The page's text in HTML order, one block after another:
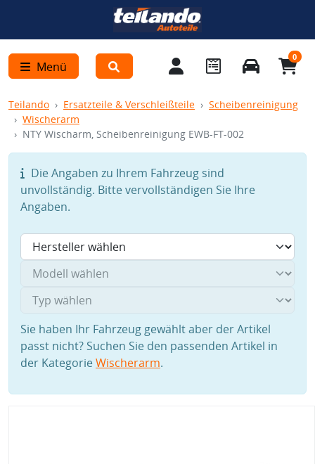
Menü
0
Teilando Ersatzteile & Verschleißteile
Scheibenreinigung
Wischerarm
NTY Wischarm, Scheibenreinigung EWB-FT-002
Die Angaben zu Ihrem Fahrzeug sind
unvollständig. Bitte vervollständigen Sie Ihre
Angaben.
Sie haben Ihr Fahrzeug gewählt aber der Artikel
passt nicht? Suchen Sie den passenden Artikel in
der KategorieWischerarm.